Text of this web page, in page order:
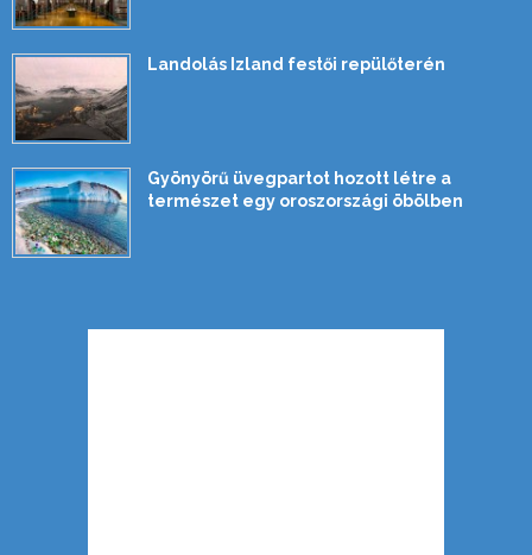
Landolás Izland festői repülőterén
Gyönyörű üvegpartot hozott létre a
természet egy oroszországi öbölben